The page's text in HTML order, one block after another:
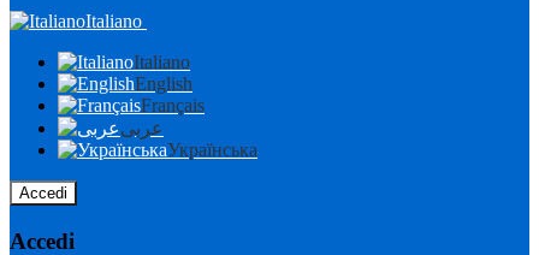
Italiano
Italiano
English
Français
عربى
Українська
Accedi
Accedi